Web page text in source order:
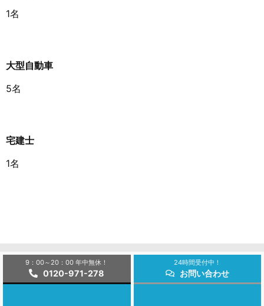
1名
大型自動車
5名
宅建士
1名
9：00～20：00 年中無休！
0120-971-278
24時間受付中！
お問い合わせ